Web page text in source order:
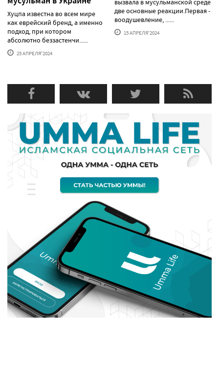
Хуцпа известна во всем мире
как еврейский бренд, а именно
подход, при котором
абсолютно беззастенчи......
25 АПРЕЛЯ'2024
вызвала в мусульманской среде
две основные реакции.Первая -
воодушевление, ......
15 АПРЕЛЯ'2024